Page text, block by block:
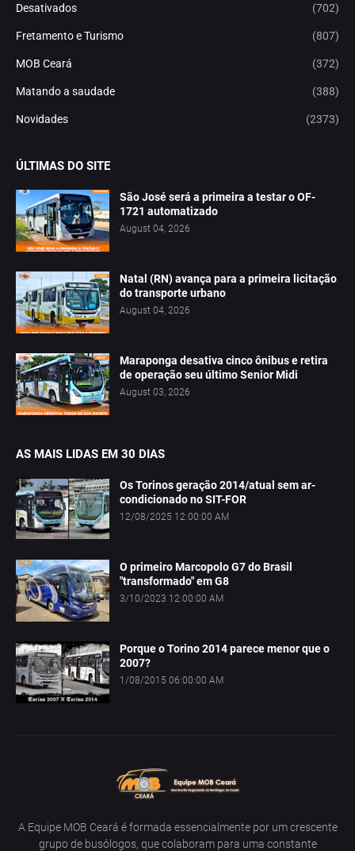
Desativados (702)
Fretamento e Turismo (807)
MOB Ceará (372)
Matando a saudade (388)
Novidades (2373)
ÚLTIMAS DO SITE
São José será a primeira a testar o OF-
1721 automatizado
August 04, 2026
Natal (RN) avança para a primeira licitação
do transporte urbano
August 04, 2026
Maraponga desativa cinco ônibus e retira
de operação seu último Senior Midi
August 03, 2026
AS MAIS LIDAS EM 30 DIAS
Os Torinos geração 2014/atual sem ar-
condicionado no SIT-FOR
12/08/2025 12:00:00 AM
O primeiro Marcopolo G7 do Brasil
"transformado" em G8
3/10/2023 12:00:00 AM
Porque o Torino 2014 parece menor que o
2007?
1/08/2015 06:00:00 AM
A Equipe MOB Ceará é formada essencialmente por um crescente
grupo de busólogos, que colaboram para uma constante